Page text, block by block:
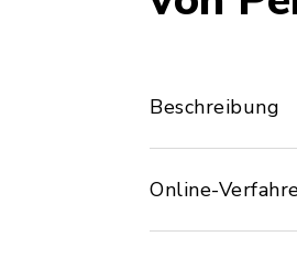
Beschreibung
Online-